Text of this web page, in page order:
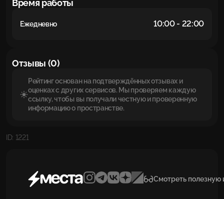
Время работы
Ежедневно 10:00 - 22:00
Отзывы (0)
Рейтинг основан на подтверждённых отзывах и
оценках с других сервисов. Мы проверяем каждую
ссылку, чтобы вы получали честную и проверенную
информацию о пространстве.
ID: 1221
Смотреть